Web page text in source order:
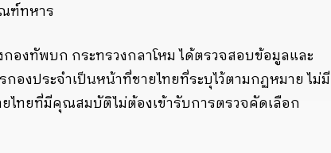
ฑ์ทหาร
งทัพบก กระทรวงกลาโหม ได้ตรวจสอบข้อมูลและ
องประจำเป็นหน้าที่ชายไทยที่ระบุไว้ตามกฏหมาย ไม่มี
ไทยที่มีคุณสมบัติไม่ต้องเข้ารับการตรวจคัดเลือก